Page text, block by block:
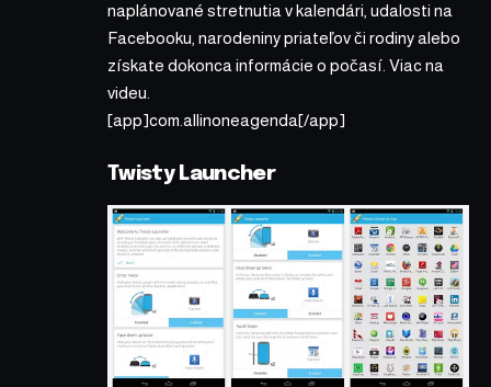
naplánované stretnutia v kalendári, udalosti na
Facebooku, narodeniny priateľov či rodiny alebo
získate dokonca informácie o počasí. Viac na
videu.
[app]com.allinoneagenda[/app]
Twisty Launcher